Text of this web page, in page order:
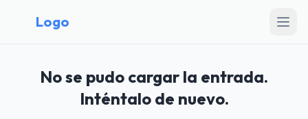
Logo
No se pudo cargar la entrada.
Inténtalo de nuevo.